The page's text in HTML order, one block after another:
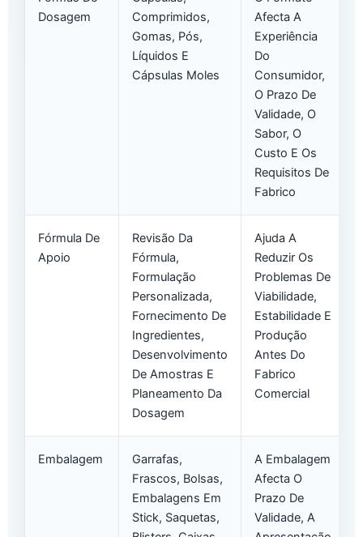
Dosagem
Comprimidos,
Gomas, Pós,
Líquidos E
Cápsulas Moles
Afecta A
Experiência
Do
Consumidor,
O Prazo De
Validade, O
Sabor, O
Custo E Os
Requisitos De
Fabrico
Fórmula De
Apoio
Revisão Da
Fórmula,
Formulação
Personalizada,
Fornecimento De
Ingredientes,
Desenvolvimento
De Amostras E
Planeamento Da
Dosagem
Ajuda A
Reduzir Os
Problemas De
Viabilidade,
Estabilidade E
Produção
Antes Do
Fabrico
Comercial
Embalagem
Garrafas,
Frascos, Bolsas,
Embalagens Em
Stick, Saquetas,
A Embalagem
Afecta O
Prazo De
Validade, A